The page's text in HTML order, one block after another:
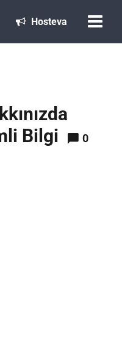
Hosteva
Bilgi
0